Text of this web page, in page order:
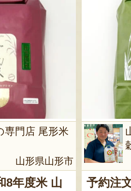
専門店 尾形米
山形県山形市
8年度米 山
予約注